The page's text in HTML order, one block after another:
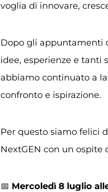
voglia di innovare,
Dopo gli appuntamenti
idee, esperienze e tanti
abbiamo continuato a
confronto e ispirazione.
Per questo siamo felici
NextGEN con un ospite
📅 Mercoledì 8 luglio